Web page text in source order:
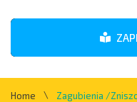
Home \ Zagubienia /